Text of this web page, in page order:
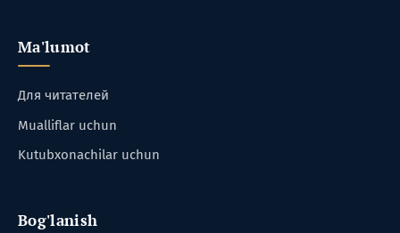
Ma'lumot
Для читателей
Mualliflar uchun
Kutubxonachilar uchun
Bog'lanish